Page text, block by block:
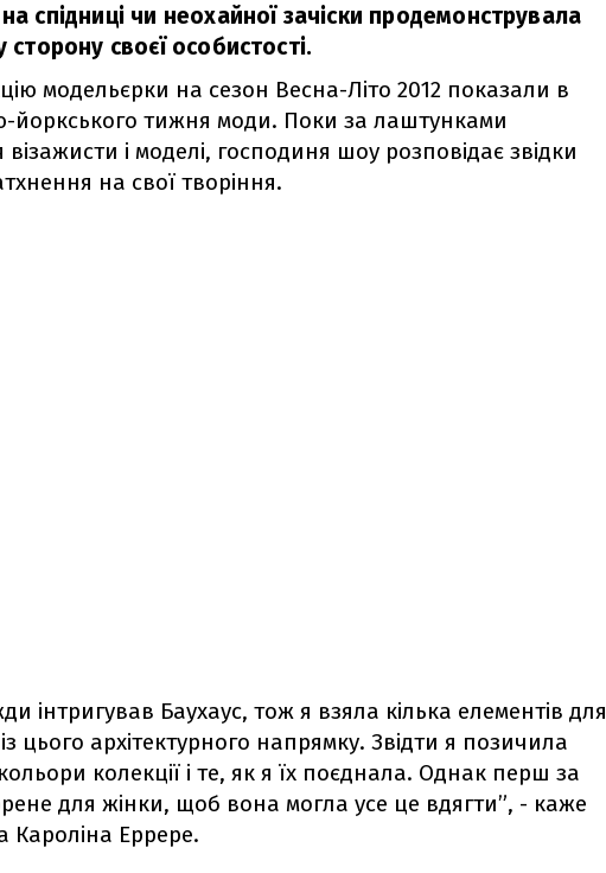
спідниці чи неохайної зачіски продемонструвала
сторону своєї особистості.
модельєрки на сезон Весна-Літо 2012 показали в
йоркського тижня моди. Поки за лаштунками
і моделі, господиня шоу розповідає звідки
на свої творіння.
інтригував Баухаус, тож я взяла кілька елементів для
із цього архітектурного напрямку. Звідти я позичила
колекції і те, як я їх поєднала. Однак перш за
для жінки, щоб вона могла усе це вдягти”, - каже
Кароліна Еррере.